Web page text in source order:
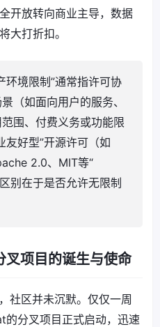
开放转向商业主导，数据
大打折扣。
环境限制”通常指许可协
（如面向用户的服务、
围、付费义务或功能限
友好型”开源许可（如
2.0、MIT等“
别在于是否允许无限制
项目的诞生与使命
社区并未沉默。仅仅一周
分叉项目正式启动，迅速